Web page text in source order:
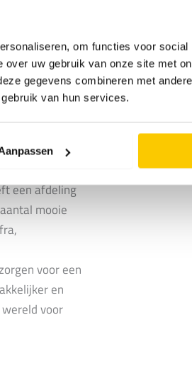
om functies voor
uw gebruik van onze site met
gegevens combineren met
van hun services.
met een rijke
dakbedekkingen
klantgerichtheid
om jezelf te
Regio Zuid-Oost
Venlo en
Met 350
een afdeling
mooie
voor een
en
voor